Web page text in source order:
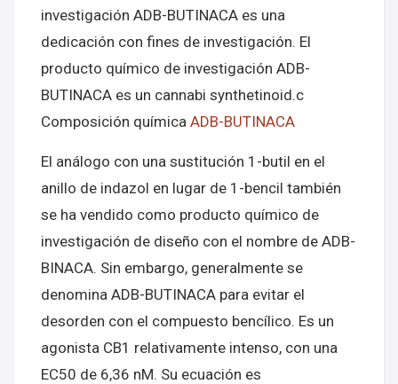
investigación ADB-BUTINACA es una
dedicación con fines de investigación. El
producto químico de investigación ADB-
BUTINACA es un cannabi synthetinoid.c
Composición química ADB-BUTINACA
El análogo con una sustitución 1-butil en el
anillo de indazol en lugar de 1-bencil también
se ha vendido como producto químico de
investigación de diseño con el nombre de ADB-
BINACA. Sin embargo, generalmente se
denomina ADB-BUTINACA para evitar el
desorden con el compuesto bencílico. Es un
agonista CB1 relativamente intenso, con una
EC50 de 6,36 nM. Su ecuación es